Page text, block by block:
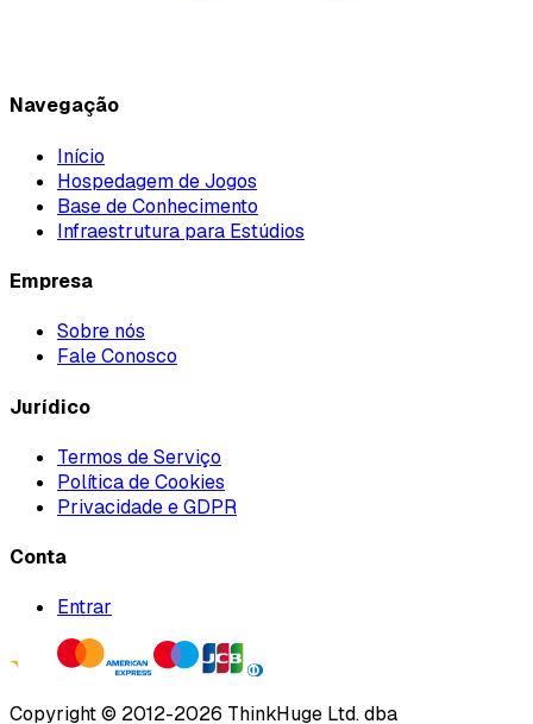
Navegação
Início
Hospedagem de Jogos
Base de Conhecimento
Infraestrutura para Estúdios
Empresa
Sobre nós
Fale Conosco
Jurídico
Termos de Serviço
Política de Cookies
Privacidade e GDPR
Conta
Entrar
Copyright © 2012-2026 ThinkHuge Ltd.dba